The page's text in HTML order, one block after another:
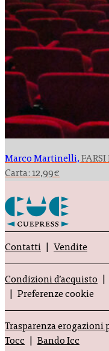
Marco Martinelli,FARSI
Carta: 12,99€
Contatti Vendite
Condizioni d’acquisto
Preferenze cookie
Trasparenza erogazioni
Tocc
Bando Icc